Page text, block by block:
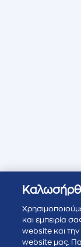
και εμπειρία
website και
website μας.